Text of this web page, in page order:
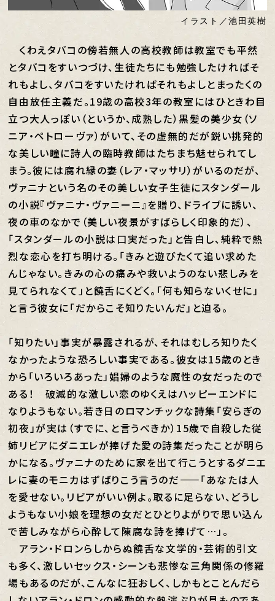
イラスト／池田英樹
くわえタバコの傍若無人の高校教師は教室でも平然
とタバコをすいつづけ、生徒たちにも勉強したければそ
れもよし、タバコをすいたければそれもよしとまったくの
自由放任主義だ。19歳の高校3年の教室にはひときわ目
立つ大人っぽい（というか、成熟した）黒髪の美少女（ソ
ニア・ペトローヴァ）がいて、その虚無的だが鋭い挑発的
な美しい瞳に詩人の臨時教師はたちまち魅せられてし
まう。彼には腐れ縁の妻（レア・マッサリ）がいるのだが、
ヴァニナという名のその美しい女子生徒にスタンダール
の小説『ヴァニナ・ヴァニーニ』を贈り、ドライブに誘い、
夜の車のなかで（美しい夜景がすばらしく印象的だ）、
「スタンダールの小説は口実だった」と告白し、純粋で熱
烈な恋心を打ち明ける。「きみと遊びたくて追い求めた
んじゃない。きみの心の痛みや救いようのない悲しみを
見てられなくて」と饒舌にくどく。「何も知らないくせに」
と言う彼女に「だからこそ知りたいんだ」と迫る。
「知りたい」事実が暴露されるが、それはむしろ知りたく
なかったような恐ろしい事実である。彼女は15歳のとき
から「いろいろあった」娼婦のような魔性の女だったので
ある！ 破滅的な激しい恋のゆくえはハッピーエンドに
なりようもない。若き日のロマンチックな詩集「安らぎの
初夜」が実は（すでに、と言うべきか）15歳で自殺した従
姉リビアにダニエレが捧げた愛の詩集だったことが明ら
かになる。ヴァニナのために家を出て行こうとするダニエ
レに妻のモニカはずばりこう言うのだ——「あなたは人
を愛せない。リビアがいい例よ。取るに足らない、どうし
ようもない小娘を理想の女だとひとりよがりで思い込ん
で苦しみながら心酔して陳腐な詩を捧げて…」。
アラン・ドロンらしからぬ饒舌な文学的・芸術的引文
も多く、激しいセックス・シーンも悲惨な三角関係の修羅
場もあるのだが、こんなに狂おしく、しかもとことんだら